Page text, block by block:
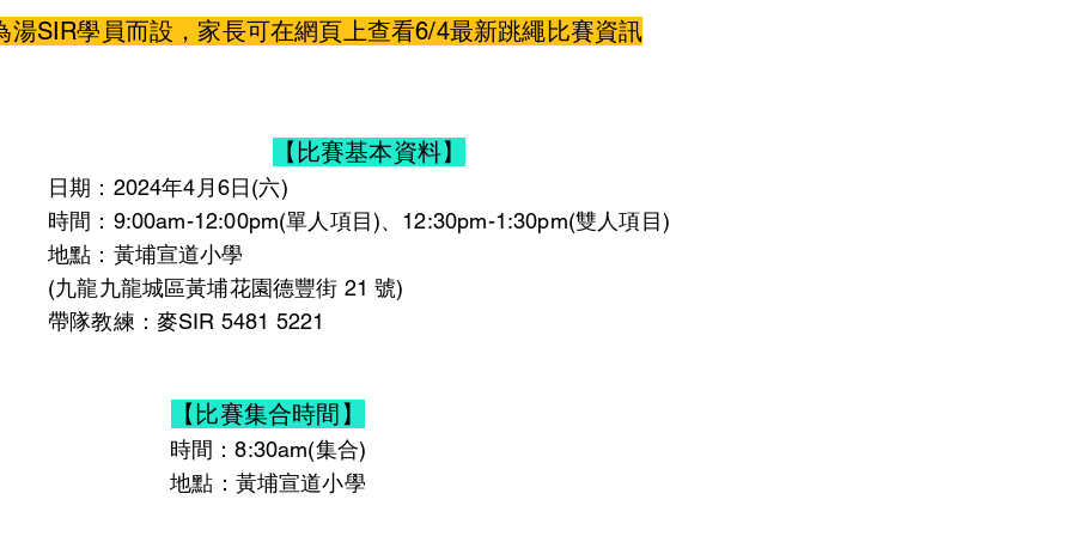
湯SIR學員而設，家長可在網頁上查看6/4最新跳繩比賽資訊
【比賽基本資料】
日期：2024年4月6日(六)
時間：9:00am-12:00pm(單人項目)、12:30pm-1:30pm(雙人項目)
地點：黃埔宣道小學
(九龍九龍城區黃埔花園德豐街 21 號)
帶隊教練：麥SIR 5481 5221
【比賽集合時間】
時間：8:30am(集合)
​地點：黃埔宣道小學